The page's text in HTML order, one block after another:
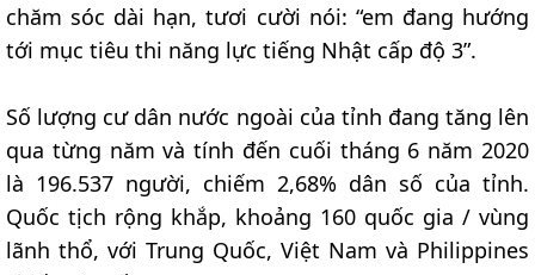
chăm sóc dài hạn, tươi cười nói: “em đang hướng
tới mục tiêu thi năng lực tiếng Nhật cấp độ 3”.
Số lượng cư dân nước ngoài của tỉnh đang tăng lên
qua từng năm và tính đến cuối tháng 6 năm 2020
là 196.537 người, chiếm 2,68% dân số của tỉnh.
Quốc tịch rộng khắp, khoảng 160 quốc gia / vùng
lãnh thổ, với Trung Quốc, Việt Nam và Philippines